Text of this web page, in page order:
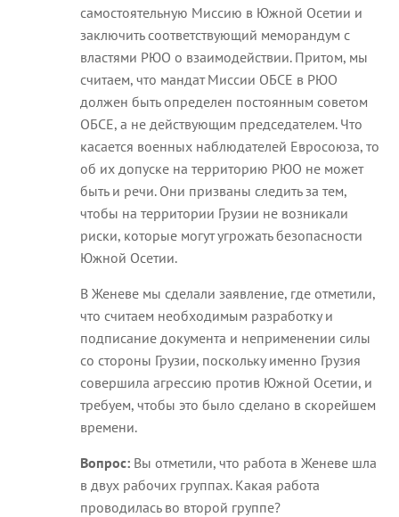
самостоятельную Миссию в Южной Осетии и
заключить соответствующий меморандум с
властями РЮО о взаимодействии. Притом, мы
считаем, что мандат Миссии ОБСЕ в РЮО
должен быть определен постоянным советом
ОБСЕ, а не действующим председателем. Что
касается военных наблюдателей Евросоюза, то
об их допуске на территорию РЮО не может
быть и речи. Они призваны следить за тем,
чтобы на территории Грузии не возникали
риски, которые могут угрожать безопасности
Южной Осетии.
В Женеве мы сделали заявление, где отметили,
что считаем необходимым разработку и
подписание документа и неприменении силы
со стороны Грузии, поскольку именно Грузия
совершила агрессию против Южной Осетии, и
требуем, чтобы это было сделано в скорейшем
времени.
Вопрос: Вы отметили, что работа в Женеве шла
в двух рабочих группах. Какая работа
проводилась во второй группе?